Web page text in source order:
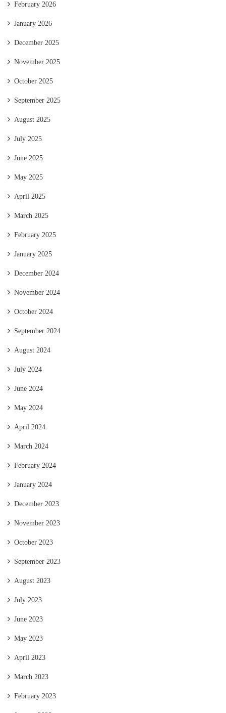
February 2026
January 2026
December 2025
November 2025
October 2025
September 2025
August 2025
July 2025
June 2025
May 2025
April 2025
March 2025
February 2025
January 2025
December 2024
November 2024
October 2024
September 2024
August 2024
July 2024
June 2024
May 2024
April 2024
March 2024
February 2024
January 2024
December 2023
November 2023
October 2023
September 2023
August 2023
July 2023
June 2023
May 2023
April 2023
March 2023
February 2023